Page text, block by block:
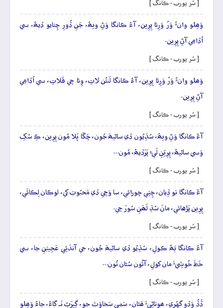
[ سُر پورب - ڪانگ ]
وَھِلو وانءُ وَرُ وَرِئا پِرِين، آءُ ڪانگا وَڻِ ويھُ، جَنِ ڏُورِ چِتايو ڏيھُ، سي
اُڏامِي آڻِ پِرِين.
[ سُر پورب - ڪانگ ]
وَھلو وانءُ وَرُ وَرِئا پِرِين، آءُ ڪانگا لَنئُن لاتِ، وِئا جٖي قَلاتِ، سي اُڏامِي
آڻِ پِرِين.
[ سُر پورب - ڪانگ ]
آءُ ڪانگا وَڻِ ويھُ، سُڌِيُون ڏي ساڻيھَ جُون، چَڱا ڀَلا مُون پِرِين، ڪِ سُکِ
وَسي ساڻيھُ، پِرِيَنِ لَيءِ پَرَڏيھُ، مُون…
[ سُر پورب - ڪانگ ]
آءُ ڪانگا تو ڏِيان، چِٺِي چورائي، سا وَڃِي ڏي مَحبُوبَ کي، لوڪان لِڪائَي،
پِرِين پَڙَهائي، مانَ سُڌِ لَھَنِ سُورَ جِي.
[ سُر پورب - ڪانگ ]
آءُ ڪانگا ٻَھُ ڪولِ، سُڌِيُو ڏي ساڻيھَ جُون، جي آندَئِي عَجِيبَنِ جا، سي
خَطَ خُوشِيءَ مان کولِ، آئُون سُڻان تُون…
[ سُر پورب - ڪانگ ]
ڏَڏُ وَڏو گهُري، ھوتاڻِيءَ ھَٿان، سَمي سَخاوَتَ جو، گِيرَبُ نَہ گاءُ، جاءُ وَھِلو